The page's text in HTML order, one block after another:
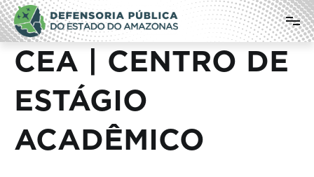
Defensoria Pública do Estado do
Amazonas
CEA | CENTRO DE
ESTÁGIO
ACADÊMICO